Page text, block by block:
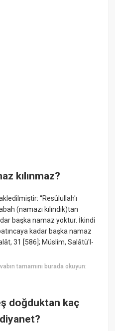
kılınmaz?
“Resûlullah'ı
(namazı kılındık)tan
başka namaz yoktur. İkindi
kadar başka namaz
31 [586]; Müslim, Salâtü'l-
tamamını burada okuyun:
doğduktan kaç